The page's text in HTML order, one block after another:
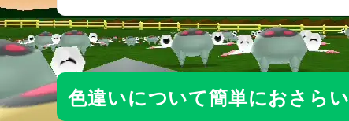
色違いについて簡単におさらい